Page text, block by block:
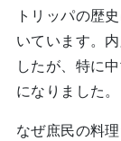
トリッパの歴
いています。
したが、特に
になりました。
なぜ庶民の料